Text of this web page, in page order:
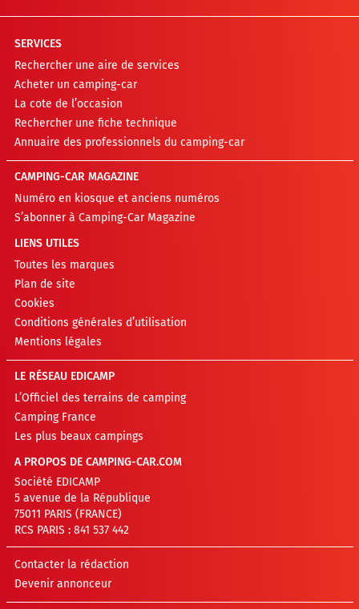
SERVICES
Rechercher une aire de services
Acheter un camping-car
La cote de l’occasion
Rechercher une fiche technique
Annuaire des professionnels du camping-car
CAMPING-CAR MAGAZINE
Numéro en kiosque et anciens numéros
S’abonner à Camping-Car Magazine
LIENS UTILES
Toutes les marques
Plan de site
Cookies
Conditions générales d’utilisation
Mentions légales
LE RÉSEAU EDICAMP
L’Officiel des terrains de camping
Camping France
Les plus beaux campings
A PROPOS DE CAMPING-CAR.COM
Société EDICAMP
5 avenue de la République
75011 PARIS (FRANCE)
RCS PARIS : 841 537 442
Contacter la rédaction
Devenir annonceur